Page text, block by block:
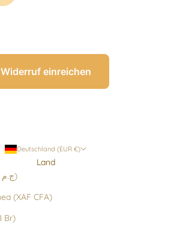
Widerruf einreichen
Deutschland (EUR €)
Land
Ägypten (EGP ج.م)
Äquatorialguinea (XAF CFA)
Äthiopien (ETB Br)